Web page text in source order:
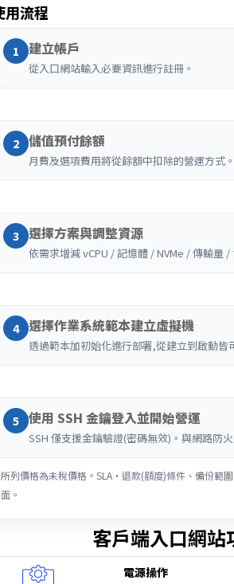
用流程
1 建立帳戶
從入口網站輸入必要資訊進行註冊。
2 儲值預付餘額
月費及選項費用將從餘額中扣除的營運方式。
3 選擇方案與調整資源
依需求增減 vCPU / 記憶體 / NVMe / 傳輸量 /
4 選擇作業系統範本建立虛擬機
透過範本加初始化進行部署,從建立到啟動皆
5 使用 SSH 金鑰登入並開始營運
SSH 僅支援金鑰驗證(密碼無效)。與網路防
列價格為未稅價格。SLA・退款(額度)條件、備份範
。
客戶端入口網站
電源操作